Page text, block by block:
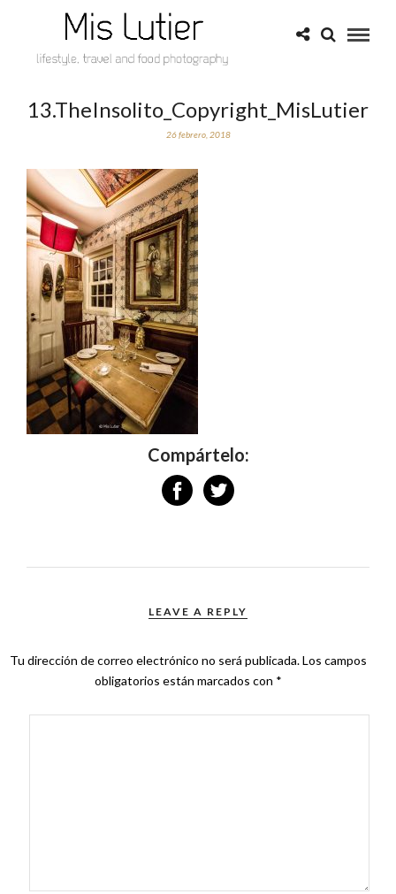
13.TheInsolito_Copyright_MisLutier
26 febrero, 2018
Compártelo:
LEAVE A REPLY
Tu dirección de correo electrónico no será publicada.Los campos
obligatorios están marcados con *